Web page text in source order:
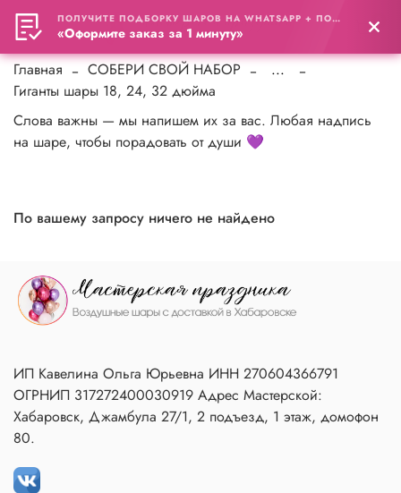
0
Главная СОБЕРИ СВОЙ НАБОР
...
Гиганты шары 18, 24, 32 дюйма
Слова важны — мы напишем их за вас. Любая надпись
на шаре, чтобы порадовать от души 💜
По вашему запросу ничего не найдено
ИП Кавелина Ольга Юрьевна ИНН 270604366791
ОГРНИП 317272400030919 Адрес Мастерской:
Хабаровск, Джамбула 27/1, 2 подъезд, 1 этаж, домофон
80.
ПОЛУЧИТЕ ПОДБОРКУ ШАРОВ НА WHATSAPP + ПОДАРОК
«Оформите заказ за 1 минуту»